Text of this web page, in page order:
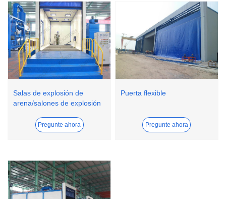
Salas de explosión de
arena/salones de explosión
Pregunte ahora
Puerta flexible
Pregunte ahora